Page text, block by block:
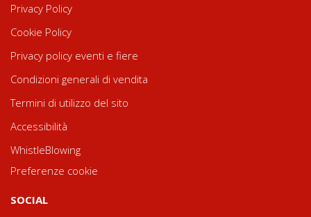
Privacy Policy
Cookie Policy
Privacy policy eventi e fiere
Condizioni generali di vendita
Termini di utilizzo del sito
Accessibilità
WhistleBlowing
Preferenze cookie
SOCIAL